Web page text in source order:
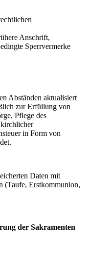
Anschrift,
Sperrvermerke
Abständen aktualisiert
zur Erfüllung von
Pflege des
in Form von
Daten mit
(Taufe, Erstkommunion,
der Sakramenten